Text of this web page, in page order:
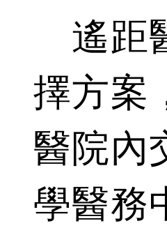
遙距
擇方案
醫院內
學醫務